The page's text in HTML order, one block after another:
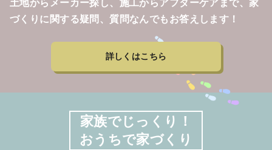
土地からメーカー探し、施工からアフターケアまで、家
づくりに関する疑問、質問なんでもお答えします！
詳しくはこちら
家族でじっくり！
おうちで家づくり